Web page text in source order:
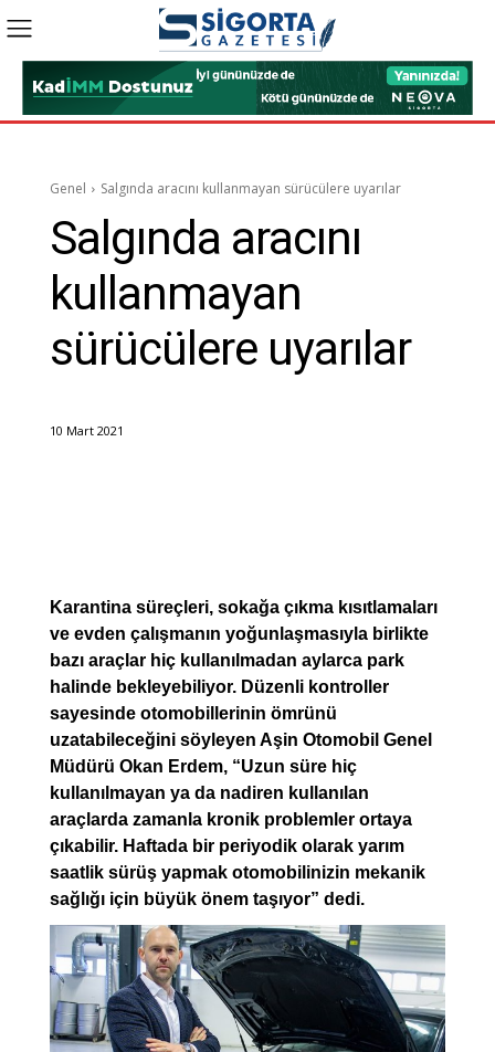
Genel Salgında aracını kullanmayan sürücülere uyarılar
Salgında aracını
kullanmayan
sürücülere uyarılar
10 Mart 2021
Karantina süreçleri, sokağa çıkma kısıtlamaları
ve evden çalışmanın yoğunlaşmasıyla birlikte
bazı araçlar hiç kullanılmadan aylarca park
halinde bekleyebiliyor. Düzenli kontroller
sayesinde otomobillerinin ömrünü
uzatabileceğini söyleyen Aşin Otomobil Genel
Müdürü Okan Erdem, “Uzun süre hiç
kullanılmayan ya da nadiren kullanılan
araçlarda zamanla kronik problemler ortaya
çıkabilir. Haftada bir periyodik olarak yarım
saatlik sürüş yapmak otomobilinizin mekanik
sağlığı için büyük önem taşıyor” dedi.